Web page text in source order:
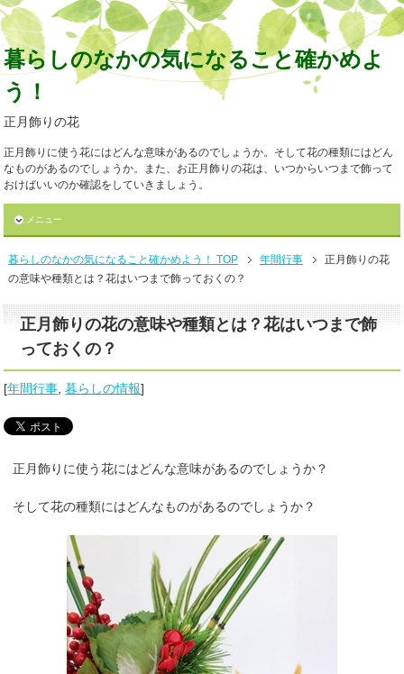
暮らしのなかの気になること確かめよ
う！
正月飾りの花
正月飾りに使う花にはどんな意味があるのでしょうか。そして花の種類にはどん
なものがあるのでしょうか。また、お正月飾りの花は、いつからいつまで飾って
おけばいいのか確認をしていきましょう。
メニュー
暮らしのなかの気になること確かめよう！ TOP 年間行事
正月飾りの花
の意味や種類とは？花はいつまで飾っておくの？
正月飾りの花の意味や種類とは？花はいつまで飾
っておくの？
[年間行事 ,暮らしの情報]
正月飾りに使う花にはどんな意味があるのでしょうか？
そして花の種類にはどんなものがあるのでしょうか？